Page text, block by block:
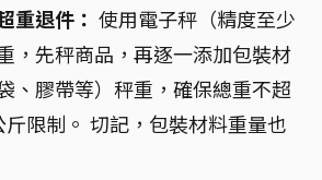
重退件： 使用電子秤（精度至少
，先秤商品，再逐一添加包裝材
、膠帶等）秤重，確保總重不超
限制。 切記，包裝材料重量也